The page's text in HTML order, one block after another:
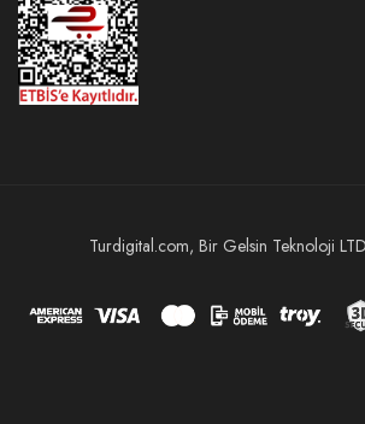
Turdigital.com, Bir Gelsin Teknoloji